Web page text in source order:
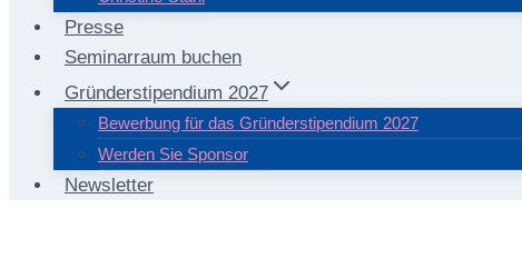
Presse
Seminarraum buchen
Gründerstipendium 2027
Bewerbung für das Gründerstipendium 2027
Werden Sie Sponsor
Newsletter